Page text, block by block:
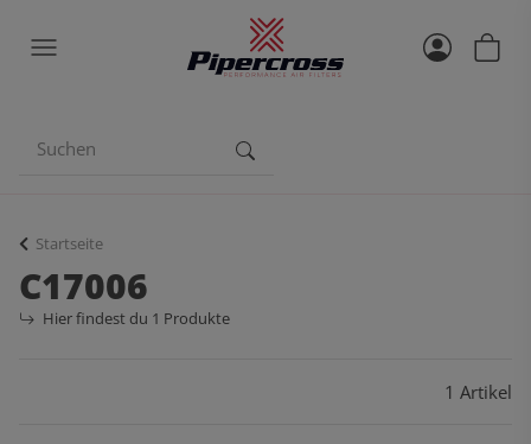
Startseite
C17006
Hier findest du 1 Produkte
1 Artikel